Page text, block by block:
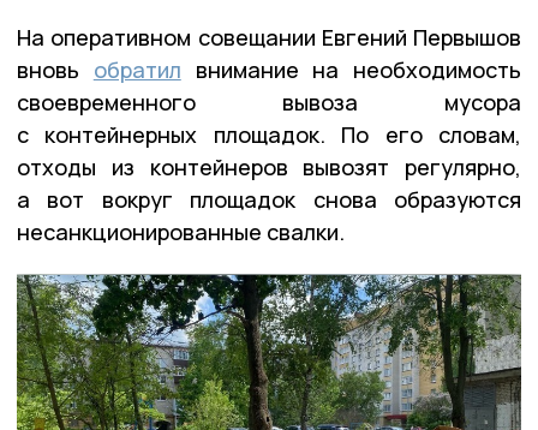
На оперативном совещании Евгений Первышов
вновь обратил внимание на необходимость
своевременного вывоза мусора
с контейнерных площадок. По его словам,
отходы из контейнеров вывозят регулярно,
а вот вокруг площадок снова образуются
несанкционированные свалки.